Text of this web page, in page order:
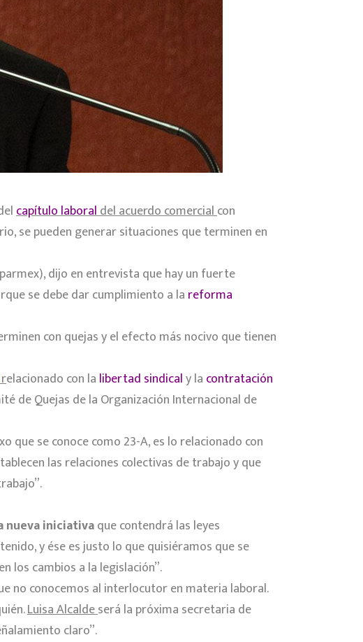
capítulo laboraldel acuerdo comercialcon
se pueden generar situaciones que terminen en
dijo en entrevista que hay un fuerte
se debe dar cumplimiento a la reforma
con quejas y el efecto más nocivo que tienen
elacionado con la libertad sindicaly la contratación
de Quejas de la Organización Internacional de
se conoce como 23-A, es lo relacionado con
las relaciones colectivas de trabajo y que
nueva iniciativaque contendrá las leyes
y ése es justo lo que quisiéramos que se
los cambios a la legislación”.
no conocemos al interlocutor en materia laboral.
Luisa Alcaldeserá la próxima secretaria de
claro”.